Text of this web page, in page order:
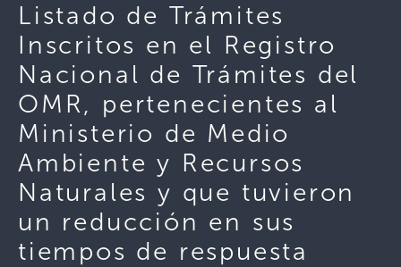
Listado de Trámites
Inscritos en el Registro
Nacional de Trámites del
OMR, pertenecientes al
Ministerio de Medio
Ambiente y Recursos
Naturales y que tuvieron
un reducción en sus
tiempos de respuesta